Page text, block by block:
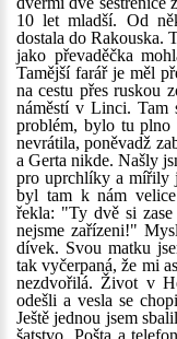
10 let mladší. Od
dostala do Rakouska.
jako převaděčka
Tamější farář je měl
na cestu přes ruskou
náměstí v Linci. Tam
problém, bylo tu plno
nevrátila, poněvadž
a Gerta nikde. Našly
pro uprchlíky a mířily
byl tam k nám
řekla: "Ty dvě si zase
nejsme zařízeni!"
dívek. Svou matku
tak vyčerpaná, že mi
nezdvořilá. Život v
odešli a vesla se
Ještě jednou jsem
šatstvo. Pošta a